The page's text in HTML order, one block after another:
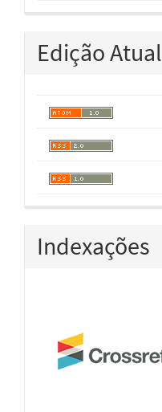
Edição Atual
Indexações